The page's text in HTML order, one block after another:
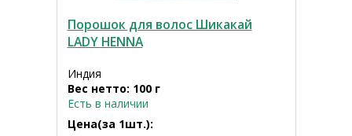
Порошок для волос Шикакай
LADY HENNA
Индия
Вес нетто: 100 г
Есть в наличии
Цена(за 1шт.):